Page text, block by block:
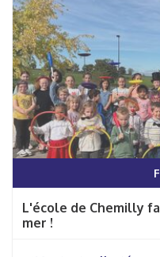
L'école de Chemilly
mer !